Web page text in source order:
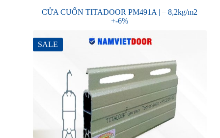
CỬA CUỐN TITADOOR PM491A | – 8,2kg/m2
+-6%
SALE